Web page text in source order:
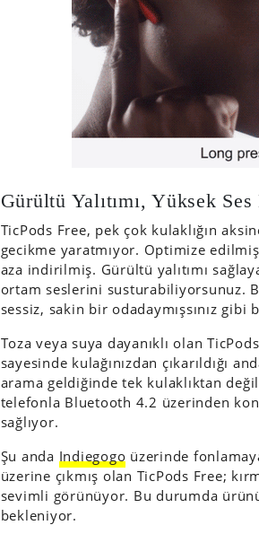
Gürültü Yalıtımı, Yüksek
TicPods Free, pek çok kulaklığın
gecikme yaratmıyor. Optimize
aza indirilmiş. Gürültü yalıtımı
ortam seslerini susturabiliyorsunuz.
sessiz, sakin bir odadaymışsınız gibi
Toza veya suya dayanıklı olan
sayesinde kulağınızdan çıkarıldığı
arama geldiğinde tek kulaklıktan
telefonla Bluetooth 4.2 üzerinden
sağlıyor.
Şu anda Indiegogo üzerinde
üzerine çıkmış olan TicPods Free;
sevimli görünüyor. Bu durumda
bekleniyor.